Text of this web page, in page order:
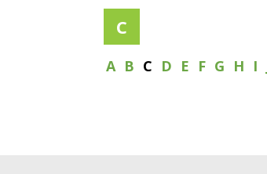
C
A B C D E F G H I